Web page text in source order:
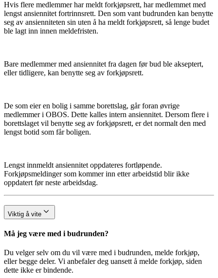
Hvis flere medlemmer har meldt forkjøpsrett, har medlemmet med
lengst ansiennitet fortrinnsrett. Den som vant budrunden kan benytte
seg av ansienniteten sin uten å ha meldt forkjøpsrett, så lenge budet
ble lagt inn innen meldefristen.
Bare medlemmer med ansiennitet fra dagen før bud ble akseptert,
eller tidligere, kan benytte seg av forkjøpsrett.
De som eier en bolig i samme borettslag, går foran øvrige
medlemmer i OBOS. Dette kalles intern ansiennitet. Dersom flere i
borettslaget vil benytte seg av forkjøpsrett, er det normalt den med
lengst botid som får boligen.
Lengst innmeldt ansiennitet oppdateres fortløpende.
Forkjøpsmeldinger som kommer inn etter arbeidstid blir ikke
oppdatert før neste arbeidsdag.
Viktig å vite
Må jeg være med i budrunden?
Du velger selv om du vil være med i budrunden, melde forkjøp,
eller begge deler. Vi anbefaler deg uansett å melde forkjøp, siden
dette ikke er bindende.